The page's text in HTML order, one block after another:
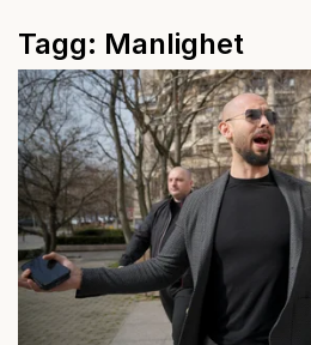
Tagg: Manlighet